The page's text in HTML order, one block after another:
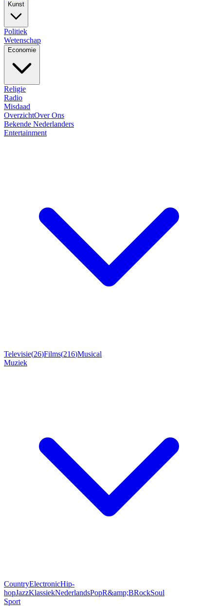
Kunst
Politiek
Wetenschap
Economie
Religie
Radio
Misdaad
OverzichtOver Ons
Bekende Nederlanders
Entertainment
Televisie(26)Films(216)Musical
Muziek
CountryElectronicHip-
hopJazzKlassiekNederlandsPopR&amp;BRockSoul
Sport